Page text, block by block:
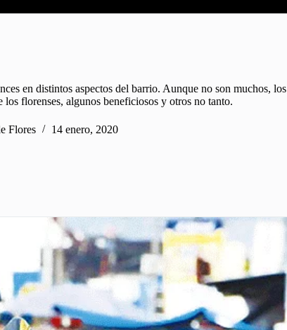
en distintos aspectos del barrio. Aunque no son muchos, los
florenses, algunos beneficiosos y otros no tanto.
Flores 14 enero, 2020